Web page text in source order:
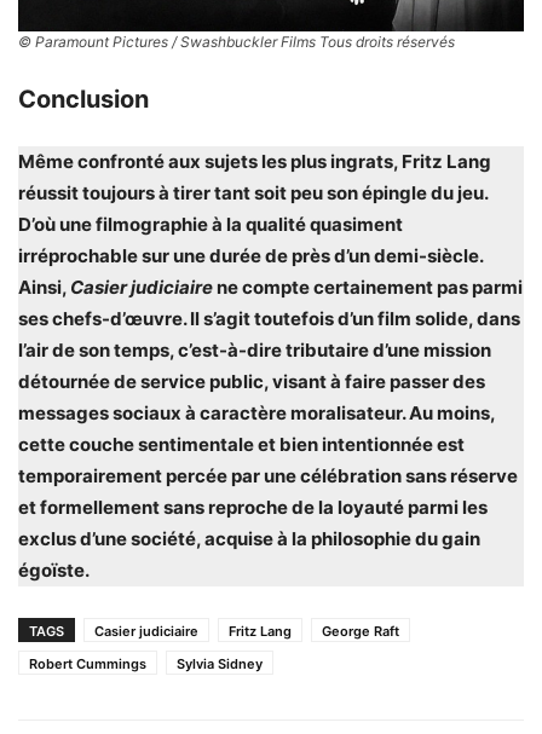
© Paramount Pictures / Swashbuckler Films Tous droits réservés
Conclusion
Même confronté aux sujets les plus ingrats, Fritz Lang
réussit toujours à tirer tant soit peu son épingle du jeu.
D’où une filmographie à la qualité quasiment
irréprochable sur une durée de près d’un demi-siècle.
Ainsi, Casier judiciaire ne compte certainement pas parmi
ses chefs-d’œuvre. Il s’agit toutefois d’un film solide, dans
l’air de son temps, c’est-à-dire tributaire d’une mission
détournée de service public, visant à faire passer des
messages sociaux à caractère moralisateur. Au moins,
cette couche sentimentale et bien intentionnée est
temporairement percée par une célébration sans réserve
et formellement sans reproche de la loyauté parmi les
exclus d’une société, acquise à la philosophie du gain
égoïste.
TAGS Casier judiciaire Fritz Lang
George Raft
Robert Cummings
Sylvia Sidney